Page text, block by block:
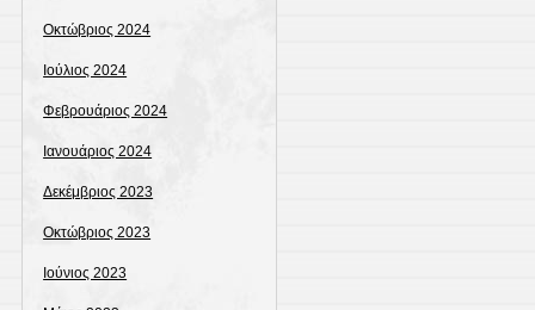
Οκτώβριος 2024
Ιούλιος 2024
Φεβρουάριος 2024
Ιανουάριος 2024
Δεκέμβριος 2023
Οκτώβριος 2023
Ιούνιος 2023